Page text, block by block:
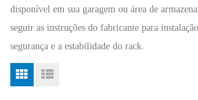
disponível em sua garagem ou área de
seguir as instruções do fabricante para
segurança e a estabilidade do rack.